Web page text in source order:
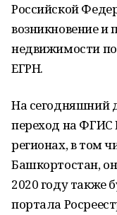
Российской
возникновение и
недвижимости
ЕГРН.
На сегодняшний
переход на ФГИС
регионах, в том
Башкортостан,
2020 году также
портала